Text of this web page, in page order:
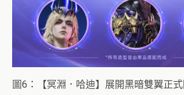
圖6：【冥淵．哈迪】展開黑暗雙翼正式